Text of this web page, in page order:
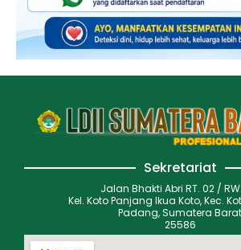
Sekretariat
Jalan Bhakti Abri RT. 02 /
Kel. Koto Panjang Ikua Koto, Kec.
Padang, Sumatera Barat
25586